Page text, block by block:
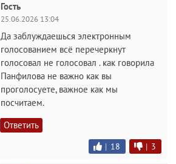
Гость
25.06.2026 13:04
Да заблуждаешься электронным
голосованием всё перечеркнут
голосовал не голосовал . как говорила
Панфилова не важно как вы
проголосуете, важное как мы
посчитаем.
Ответить
| 18 | 3